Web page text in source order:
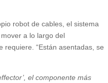
robot de cables, el sistema
a lo largo del
requiere. “Están asentadas, se
el componente más